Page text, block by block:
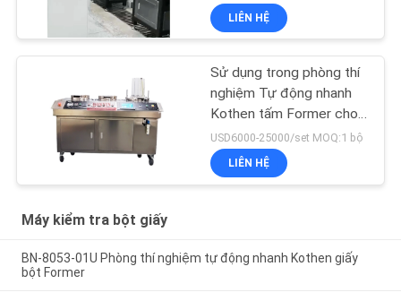
LIÊN HỆ
Sử dụng trong phòng thí
nghiệm Tự động nhanh
Kothen tấm Former cho
giấy bột
USD6000-25000/set MOQ:1 bộ
LIÊN HỆ
Máy kiểm tra bột giấy
BN-8053-01U Phòng thí nghiệm tự động nhanh Kothen giấy
bột Former